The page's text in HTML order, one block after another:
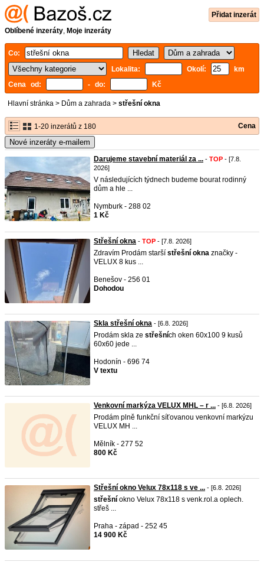
Přidat inzerát
Oblíbené inzeráty, Moje inzeráty
Co:
Lokalita:
Okolí:
km
Cena od:
- do: Kč
Hlavní stránka > Dům a zahrada > střešní okna
1-20 inzerátů z 180 Cena
Nové inzeráty e-mailem
Darujeme stavební materiál za ... - TOP - [7.8.
2026]
V následujících týdnech budeme bourat rodinný
dům a hle ...
Nymburk - 288 02
1 Kč
Střešní okna - TOP - [7.8. 2026]
Zdravím Prodám starší střešní okna značky -
VELUX 8 kus ...
Benešov - 256 01
Dohodou
Skla střešní okna - [6.8. 2026]
Prodám skla ze střešních oken 60x100 9 kusů
60x60 jede ...
Hodonín - 696 74
V textu
Venkovní markýza VELUX MHL – r ... - [6.8. 2026]
Prodám plně funkční síťovanou venkovní markýzu
VELUX MH ...
Mělník - 277 52
800 Kč
Střešní okno Velux 78x118 s ve ... - [6.8. 2026]
střešní okno Velux 78x118 s venk.rol.a oplech.
střeš ...
Praha - západ - 252 45
14 900 Kč